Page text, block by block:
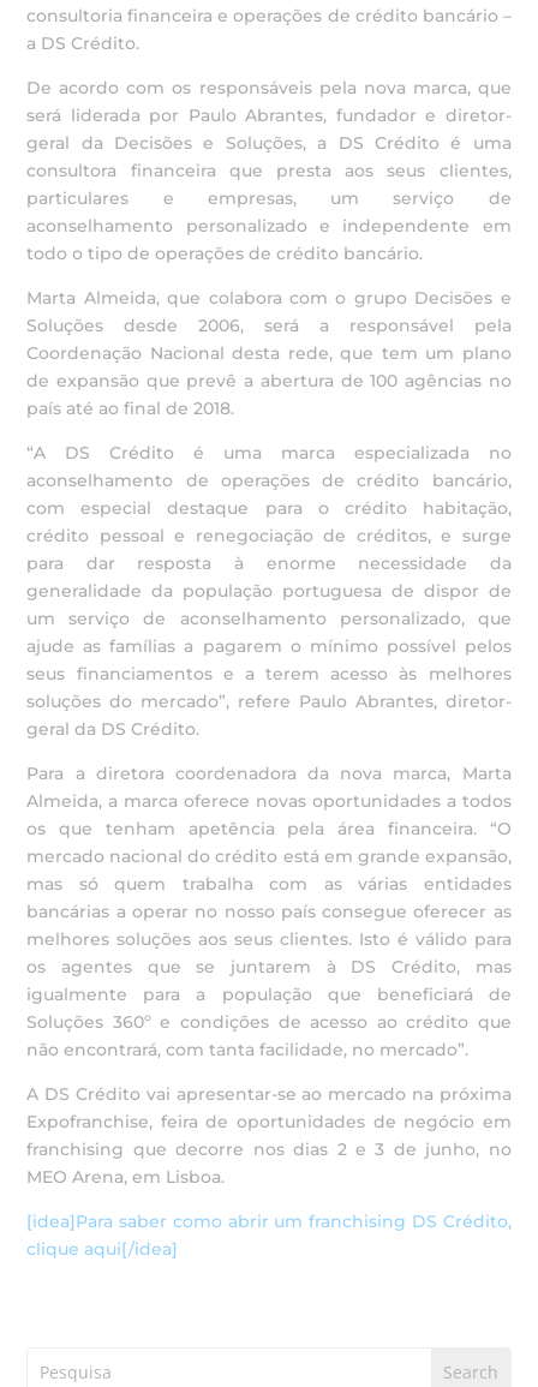
consultoria financeira e operações de crédito bancário –
a DS Crédito.
De acordo com os responsáveis pela nova marca, que
será liderada por Paulo Abrantes, fundador e diretor-
geral da Decisões e Soluções, a DS Crédito é uma
consultora financeira que presta aos seus clientes,
particulares e empresas, um serviço de
aconselhamento personalizado e independente em
todo o tipo de operações de crédito bancário.
Marta Almeida, que colabora com o grupo Decisões e
Soluções desde 2006, será a responsável pela
Coordenação Nacional desta rede, que tem um plano
de expansão que prevê a abertura de 100 agências no
país até ao final de 2018.
“A DS Crédito é uma marca especializada no
aconselhamento de operações de crédito bancário,
com especial destaque para o crédito habitação,
crédito pessoal e renegociação de créditos, e surge
para dar resposta à enorme necessidade da
generalidade da população portuguesa de dispor de
um serviço de aconselhamento personalizado, que
ajude as famílias a pagarem o mínimo possível pelos
seus financiamentos e a terem acesso às melhores
soluções do mercado”, refere Paulo Abrantes, diretor-
geral da DS Crédito.
Para a diretora coordenadora da nova marca, Marta
Almeida, a marca oferece novas oportunidades a todos
os que tenham apetência pela área financeira. “O
mercado nacional do crédito está em grande expansão,
mas só quem trabalha com as várias entidades
bancárias a operar no nosso país consegue oferecer as
melhores soluções aos seus clientes. Isto é válido para
os agentes que se juntarem à DS Crédito, mas
igualmente para a população que beneficiará de
Soluções 360º e condições de acesso ao crédito que
não encontrará, com tanta facilidade, no mercado”.
A DS Crédito vai apresentar-se ao mercado na próxima
Expofranchise, feira de oportunidades de negócio em
franchising que decorre nos dias 2 e 3 de junho, no
MEO Arena, em Lisboa.
[idea]Para saber como abrir um franchising DS Crédito,
clique aqui[/idea]